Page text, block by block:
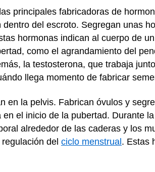
principales fabricadoras de
del escroto. Segregan unas
hormonas indican al cuerpo de
como el agrandamiento del
la testosterona, que trabaja
llega momento de fabricar
en la pelvis. Fabrican óvulos y
el inicio de la pubertad. Durante
alrededor de las caderas y los
del ciclo menstrual. Estas